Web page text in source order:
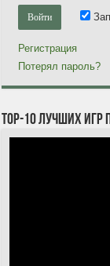
Регистрация
Потерял пароль?
TOP-10 лучших